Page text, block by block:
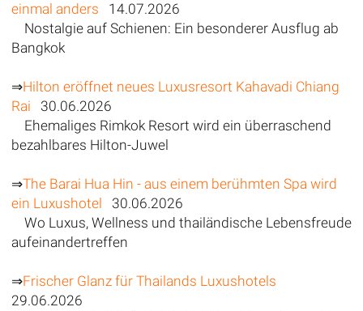
einmal anders 14.07.2026
Nostalgie auf Schienen: Ein besonderer Ausflug ab
Bangkok
⇒Hilton eröffnet neues Luxusresort Kahavadi Chiang
Rai 30.06.2026
Ehemaliges Rimkok Resort wird ein überraschend
bezahlbares Hilton-Juwel
⇒The Barai Hua Hin - aus einem berühmten Spa wird
ein Luxushotel
30.06.2026
Wo Luxus, Wellness und thailändische Lebensfreude
aufeinandertreffen
⇒Frischer Glanz für Thailands Luxushotels
29.06.2026